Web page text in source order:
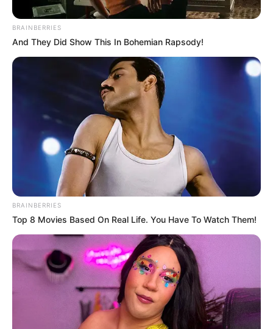
Alerta Tolima
Junio 5, 2019
COMPARTIR
UNIRSE AL CANAL DE WHATSAPP
El reconocido caso donde el ex alcalde de Villahermosa
(Tolima) Carlos Evelio Herrera y los demás implicados
Álvaro Alarcón y Jeison Canizales, se les señaló por ser
culpables de engañar a las autoridades sobre un
BRAINBERRIES
And They Did Show This In Bohemian Rapsody!
BRAINBERRIES
Top 8 Movies Based On Real Life. You Have To Watch Them!